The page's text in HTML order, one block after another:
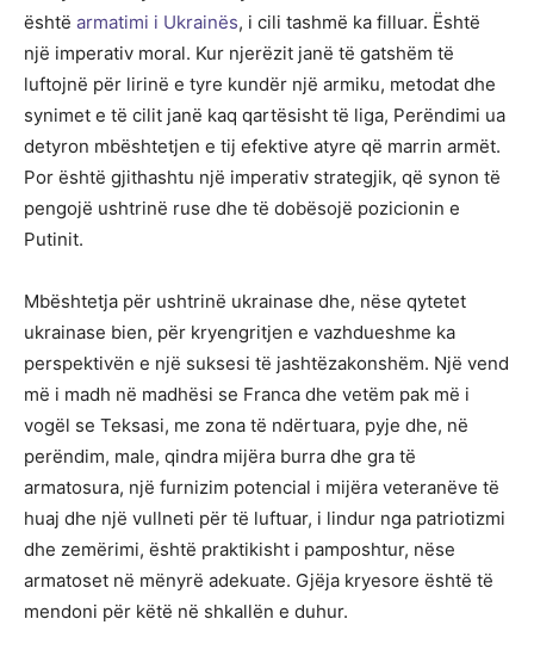
është armatimi i Ukrainës, i cili tashmë ka filluar. Është
një imperativ moral. Kur njerëzit janë të gatshëm të
luftojnë për lirinë e tyre kundër një armiku, metodat dhe
synimet e të cilit janë kaq qartësisht të liga, Perëndimi ua
detyron mbështetjen e tij efektive atyre që marrin armët.
Por është gjithashtu një imperativ strategjik, që synon të
pengojë ushtrinë ruse dhe të dobësojë pozicionin e
Putinit.
Mbështetja për ushtrinë ukrainase dhe, nëse qytetet
ukrainase bien, për kryengritjen e vazhdueshme ka
perspektivën e një suksesi të jashtëzakonshëm. Një vend
më i madh në madhësi se Franca dhe vetëm pak më i
vogël se Teksasi, me zona të ndërtuara, pyje dhe, në
perëndim, male, qindra mijëra burra dhe gra të
armatosura, një furnizim potencial i mijëra veteranëve të
huaj dhe një vullneti për të luftuar, i lindur nga patriotizmi
dhe zemërimi, është praktikisht i pamposhtur, nëse
armatoset në mënyrë adekuate. Gjëja kryesore është të
mendoni për këtë në shkallën e duhur.